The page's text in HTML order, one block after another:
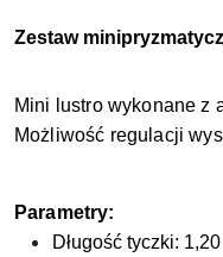
Zestaw
Mini lustro wykonane z
Możliwość regulacji
Parametry:
Długość tyczki: